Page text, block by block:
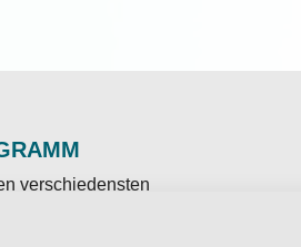
verschiedensten